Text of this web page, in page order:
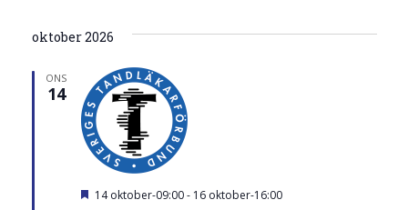
oktober 2026
ONS
14
U14 oktober-09:00- 16 oktober-16:00